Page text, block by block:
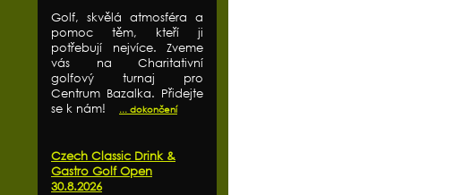
Golf, skvělá atmosféra a
pomoc těm, kteří ji
potřebují nejvíce. Zveme
vás na Charitativní
golfový turnaj pro
Centrum Bazalka. Přidejte
se k nám!
... dokončení
Czech Classic Drink &
Gastro Golf Open
30.8.2026